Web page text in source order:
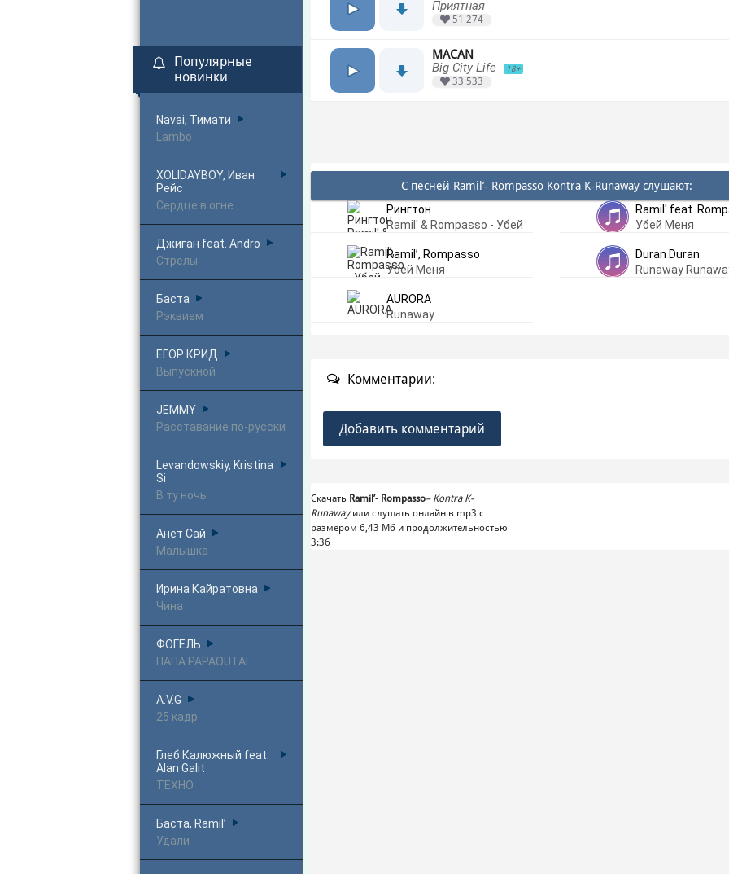
Популярные
новинки
Navai, Тимати
Lambo
XOLIDAYBOY, Иван
Рейс
Сердце в огне
Джиган feat. Andro
Стрелы
Баста
Рэквием
ЕГОР КРИД
Выпускной
JEMMY
Расставание по-русски
Levandowskiy, Kristina
Si
В ту ночь
Анет Сай
Малышка
Ирина Кайратовна
Чина
ФОГЕЛЬ
ПАПА PAPAOUTAI
A.V.G
25 кадр
Глеб Калюжный feat.
Alan Galit
ТЕХНО
Баста, Ramil’
Удали
Приятная
51 274
MACAN
Big City Life
18+
33 533
С песней Ramil’- Rompasso Kontra K-Runaway слушают:
Рингтон
Ramil' & Rompasso - Убей
Ramil' feat.
Убей Меня
Ramil’, Rompasso
Убей Меня
Duran Duran
Runaway
AURORA
Runaway
Комментарии:
Добавить комментарий
Скачать Ramil’- Rompasso– Kontra K-
Runawayили слушать онлайн в mp3 с
размером 6,43 Mб и продолжительностью
3:36